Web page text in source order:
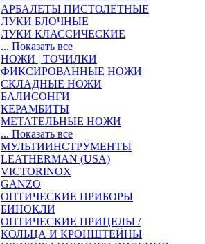
АРБАЛЕТЫ ПИСТОЛЕТНЫЕ
ЛУКИ БЛОЧНЫЕ
ЛУКИ КЛАССИЧЕСКИЕ
... Показать все
НОЖИ | ТОЧИЛКИ
ФИКСИРОВАННЫЕ НОЖИ
СКЛАДНЫЕ НОЖИ
БАЛИСОНГИ
КЕРАМБИТЫ
МЕТАТЕЛЬНЫЕ НОЖИ
... Показать все
МУЛЬТИИНСТРУМЕНТЫ
LEATHERMAN (USA)
VICTORINOX
GANZO
ОПТИЧЕСКИЕ ПРИБОРЫ
БИНОКЛИ
ОПТИЧЕСКИЕ ПРИЦЕЛЫ /
КОЛЬЦА И КРОНШТЕЙНЫ